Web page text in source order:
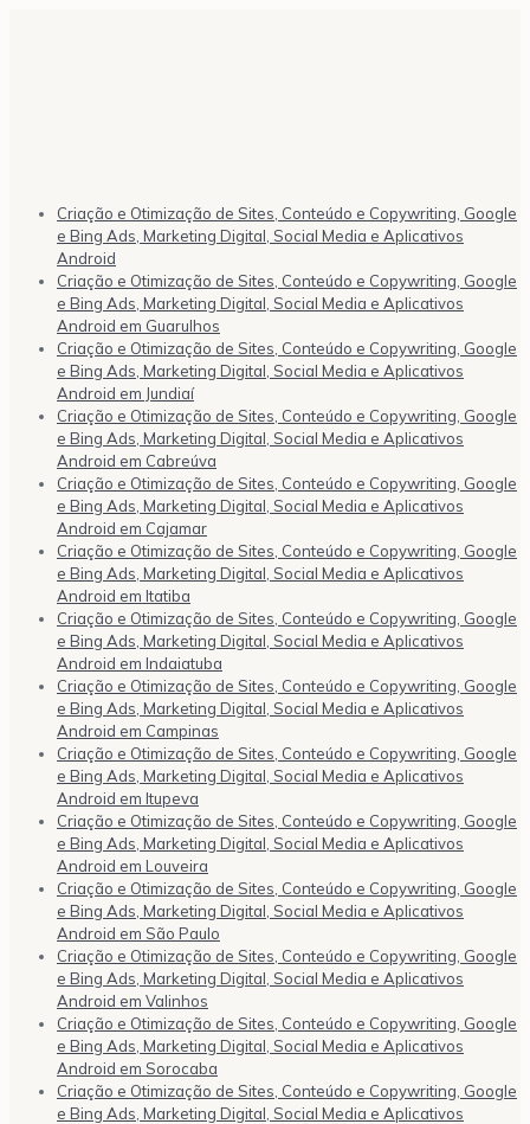
Criação e Otimização de Sites, Conteúdo e Copywriting, Google
e Bing Ads, Marketing Digital, Social Media e Aplicativos
Android
Criação e Otimização de Sites, Conteúdo e Copywriting, Google
e Bing Ads, Marketing Digital, Social Media e Aplicativos
Android em Guarulhos
Criação e Otimização de Sites, Conteúdo e Copywriting, Google
e Bing Ads, Marketing Digital, Social Media e Aplicativos
Android em Jundiaí
Criação e Otimização de Sites, Conteúdo e Copywriting, Google
e Bing Ads, Marketing Digital, Social Media e Aplicativos
Android em Cabreúva
Criação e Otimização de Sites, Conteúdo e Copywriting, Google
e Bing Ads, Marketing Digital, Social Media e Aplicativos
Android em Cajamar
Criação e Otimização de Sites, Conteúdo e Copywriting, Google
e Bing Ads, Marketing Digital, Social Media e Aplicativos
Android em Itatiba
Criação e Otimização de Sites, Conteúdo e Copywriting, Google
e Bing Ads, Marketing Digital, Social Media e Aplicativos
Android em Indaiatuba
Criação e Otimização de Sites, Conteúdo e Copywriting, Google
e Bing Ads, Marketing Digital, Social Media e Aplicativos
Android em Campinas
Criação e Otimização de Sites, Conteúdo e Copywriting, Google
e Bing Ads, Marketing Digital, Social Media e Aplicativos
Android em Itupeva
Criação e Otimização de Sites, Conteúdo e Copywriting, Google
e Bing Ads, Marketing Digital, Social Media e Aplicativos
Android em Louveira
Criação e Otimização de Sites, Conteúdo e Copywriting, Google
e Bing Ads, Marketing Digital, Social Media e Aplicativos
Android em São Paulo
Criação e Otimização de Sites, Conteúdo e Copywriting, Google
e Bing Ads, Marketing Digital, Social Media e Aplicativos
Android em Valinhos
Criação e Otimização de Sites, Conteúdo e Copywriting, Google
e Bing Ads, Marketing Digital, Social Media e Aplicativos
Android em Sorocaba
Criação e Otimização de Sites, Conteúdo e Copywriting, Google
e Bing Ads, Marketing Digital, Social Media e Aplicativos